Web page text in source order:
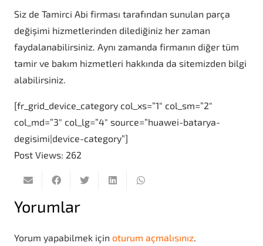
Siz de Tamirci Abi firması tarafından sunulan parça
değişimi hizmetlerinden dilediğiniz her zaman
faydalanabilirsiniz. Aynı zamanda firmanın diğer tüm
tamir ve bakım hizmetleri hakkında da sitemizden bilgi
alabilirsiniz.
[fr_grid_device_category col_xs=”1″ col_sm=”2″
col_md=”3″ col_lg=”4″ source=”huawei-batarya-
degisimi|device-category”]
Post Views: 262
Yorumlar
Yorum yapabilmek için oturum açmalısınız.